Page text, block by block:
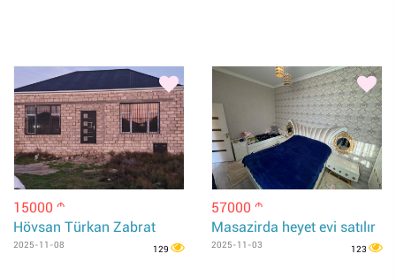
15000 m
Hövsan Türkan Zabrat
2025-11-08 129
57000 m
Masazirda heyet evi satılır
2025-11-03 123